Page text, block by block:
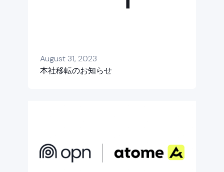
August 31, 2023
本社移転のお知らせ